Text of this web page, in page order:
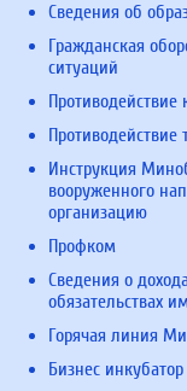
Сведения об
Гражданская
ситуаций
Противодействие
Противодействие
Инструкция
вооруженного
организацию
Профком
Сведения о
обязательствах
Горячая линия
Бизнес инкубатор